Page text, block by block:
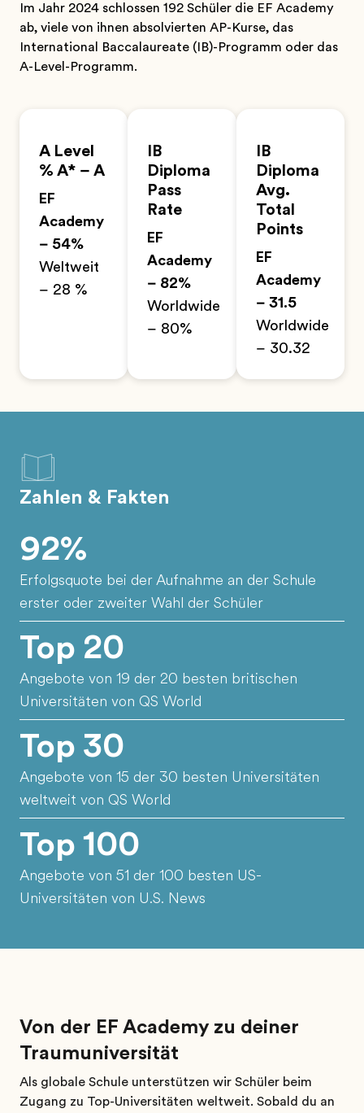
Im Jahr 2024 schlossen 192 Schüler die EF Academy
ab, viele von ihnen absolvierten AP-Kurse, das
International Baccalaureate (IB)-Programm oder das
A-Level-Programm.
A Level
% A* – A
EF
Academy
– 54%
Weltweit
– 28 %
IB
Diploma
Pass
Rate
EF
Academy
– 82%
Worldwide
– 80%
IB
Diploma
Avg.
Total
Points
EF
Academy
– 31.5
Worldwide
– 30.32
Zahlen & Fakten
92%
Erfolgsquote bei der Aufnahme an der Schule
erster oder zweiter Wahl der Schüler
Top 20
Angebote von 19 der 20 besten britischen
Universitäten von QS World
Top 30
Angebote von 15 der 30 besten Universitäten
weltweit von QS World
Top 100
Angebote von 51 der 100 besten US-
Universitäten von U.S. News
Von der EF Academy zu deiner
Traumuniversität
Als globale Schule unterstützen wir Schüler beim
Zugang zu Top-Universitäten weltweit. Sobald du an